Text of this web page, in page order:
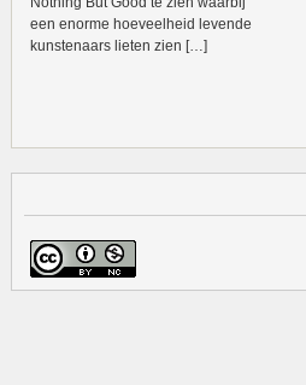
een enorme hoeveelheid levende
kunstenaars lieten zien […]